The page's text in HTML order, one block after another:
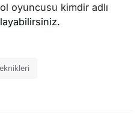
oyuncusu kimdir adlı